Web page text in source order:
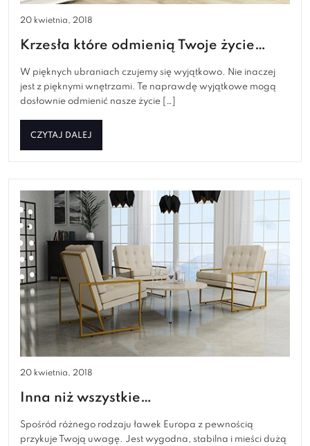
20 kwietnia, 2018
Krzesła które odmienią Twoje życie…
W pięknych ubraniach czujemy się wyjątkowo. Nie inaczej
jest z pięknymi wnętrzami. Te naprawdę wyjątkowe mogą
dosłownie odmienić nasze życie […]
CZYTAJ DALEJ
20 kwietnia, 2018
Inna niż wszystkie…
Spośród różnego rodzaju ławek Europa z pewnością
przykuje Twoją uwagę. Jest wygodna, stabilna i mieści dużą